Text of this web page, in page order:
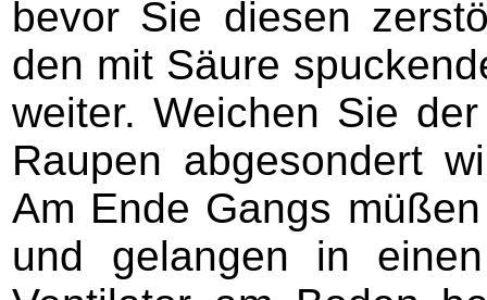
bevor Sie diesen
den mit Säure
weiter. Weichen Sie
Raupen abgesondert
Am Ende Gangs
und gelangen in